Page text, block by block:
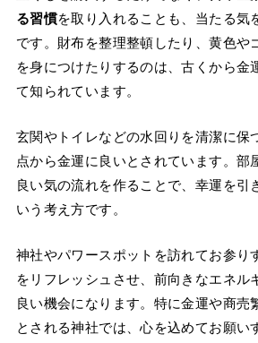
る習慣を取り入れることも、当たる気
です。財布を整理整頓したり、黄色や
を身につけたりするのは、古くから金
て知られています。
玄関やトイレなどの水回りを清潔に保
点から金運に良いとされています。部
良い気の流れを作ることで、幸運を引
いう考え方です。
神社やパワースポットを訪れてお参り
をリフレッシュさせ、前向きなエネル
良い機会になります。特に金運や商売
とされる神社では、心を込めてお願い